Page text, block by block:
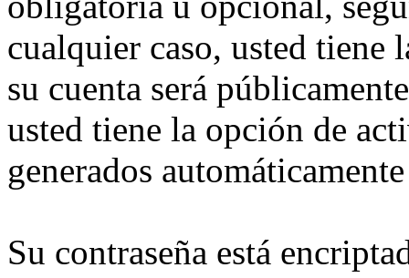
cualquier caso, usted tiene
su cuenta será
usted tiene la opción de
generados
Su contraseña está